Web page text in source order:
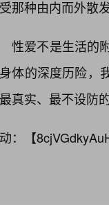
那种由内而外散
性爱不是生活的
体的深度历险，
真实、最不设防
：【